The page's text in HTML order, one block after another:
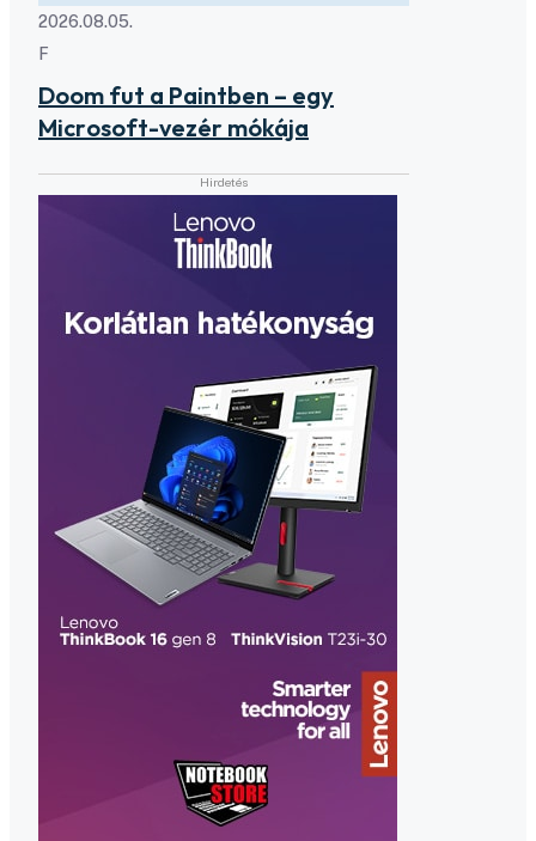
2026.08.05.
F
Doom fut a Paintben – egy
Microsoft-vezér mókája